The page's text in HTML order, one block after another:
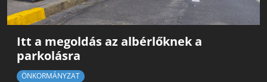
Itt a megoldás az albérlőknek a
parkolásra
ÖNKORMÁNYZAT